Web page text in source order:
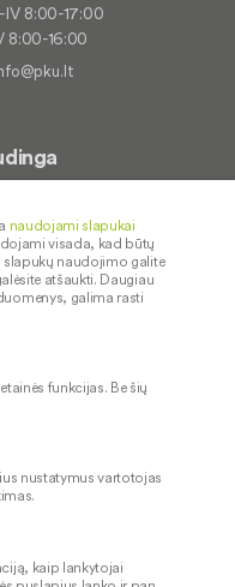
IV 8:00-17:00
8:00-16:00
normos
teikimo sąlygos ir
apsauga
naudojami slapukai
visada, kad būtų
slapukų naudojimo galite
atšaukti. Daugiau
galima rasti
funkcijas. Be šių
nustatymus vartotojas
kaip lankytojai